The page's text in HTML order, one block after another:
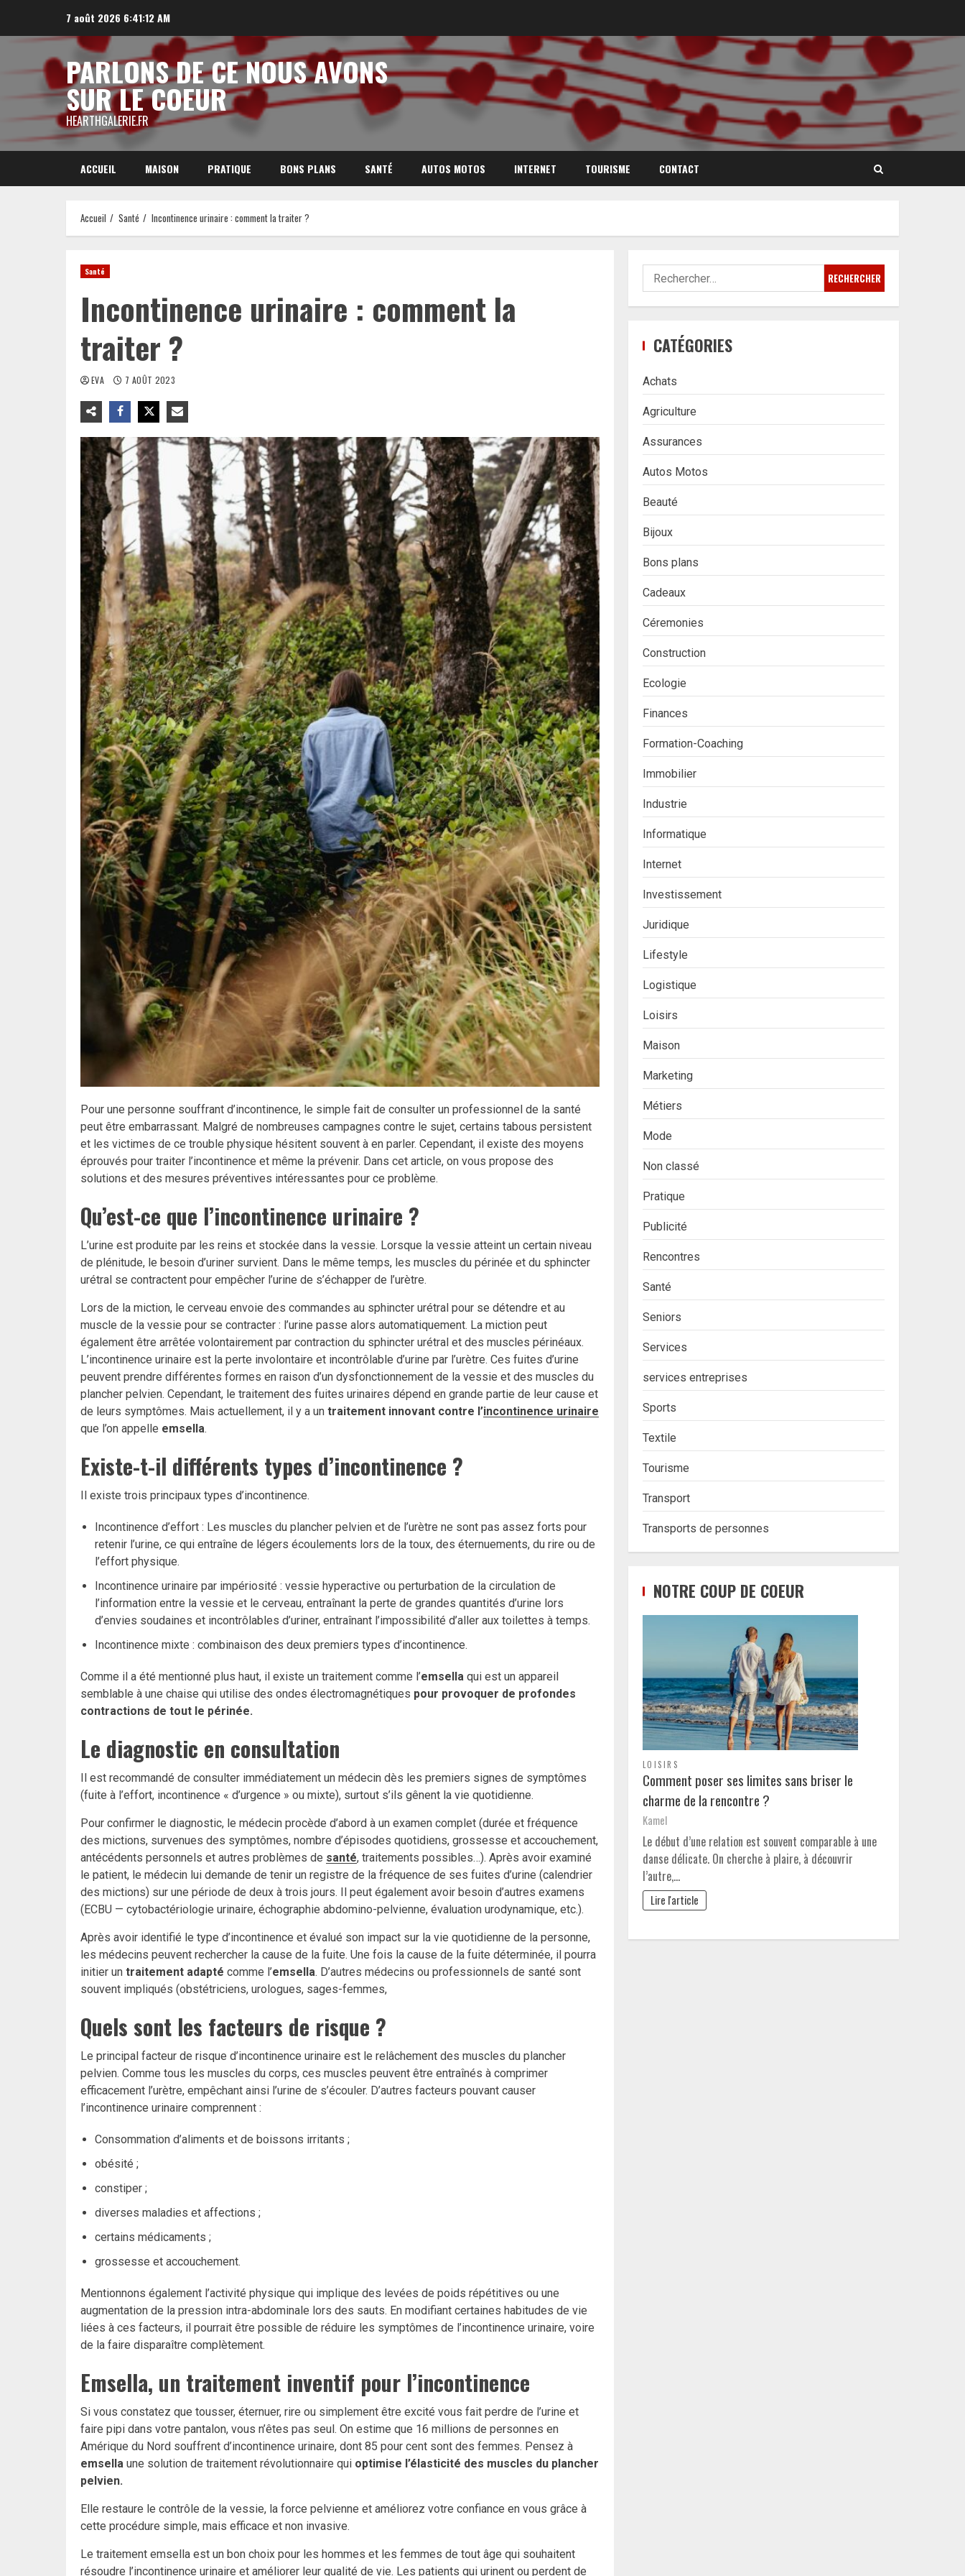
contenu
7 août 2026 6:41:13 AM
PARLONS DE CE NOUS AVONS
SUR LE COEUR
HEARTHGALERIE.FR
ACCUEIL MAISON PRATIQUE BONS PLANS SANTÉ AUTOS MOTOS INTERNET TOURISME CONTACT
Accueil Santé Incontinence urinaire : comment la traiter ?
Santé
Incontinence urinaire : comment la
traiter ?
EVA 7 AOÛT 2023
Pour une personne souffrant d’incontinence, le simple fait de consulter un professionnel de la santé
peut être embarrassant. Malgré de nombreuses campagnes contre le sujet, certains tabous persistent
et les victimes de ce trouble physique hésitent souvent à en parler. Cependant, il existe des moyens
éprouvés pour traiter l’incontinence et même la prévenir. Dans cet article, on vous propose des
solutions et des mesures préventives intéressantes pour ce problème.
Qu’est-ce que l’incontinence urinaire ?
L’urine est produite par les reins et stockée dans la vessie. Lorsque la vessie atteint un certain niveau
de plénitude, le besoin d’uriner survient. Dans le même temps, les muscles du périnée et du sphincter
urétral se contractent pour empêcher l’urine de s’échapper de l’urètre.
Lors de la miction, le cerveau envoie des commandes au sphincter urétral pour se détendre et au
muscle de la vessie pour se contracter : l’urine passe alors automatiquement. La miction peut
également être arrêtée volontairement par contraction du sphincter urétral et des muscles périnéaux.
L’incontinence urinaire est la perte involontaire et incontrôlable d’urine par l’urètre. Ces fuites d’urine
peuvent prendre différentes formes en raison d’un dysfonctionnement de la vessie et des muscles du
plancher pelvien. Cependant, le traitement des fuites urinaires dépend en grande partie de leur cause et
de leurs symptômes. Mais actuellement, il y a un traitement innovant contre l’incontinence urinaire
que l’on appelle emsella.
Existe-t-il différents types d’incontinence ?
Il existe trois principaux types d’incontinence.
Incontinence d’effort : Les muscles du plancher pelvien et de l’urètre ne sont pas assez forts pour
retenir l’urine, ce qui entraîne de légers écoulements lors de la toux, des éternuements, du rire ou de
l’effort physique.
Incontinence urinaire par impériosité : vessie hyperactive ou perturbation de la circulation de
l’information entre la vessie et le cerveau, entraînant la perte de grandes quantités d’urine lors
d’envies soudaines et incontrôlables d’uriner, entraînant l’impossibilité d’aller aux toilettes à temps.
Incontinence mixte : combinaison des deux premiers types d’incontinence.
Comme il a été mentionné plus haut, il existe un traitement comme l’emsella qui est un appareil
semblable à une chaise qui utilise des ondes électromagnétiques pour provoquer de profondes
contractions de tout le périnée.
Le diagnostic en consultation
Il est recommandé de consulter immédiatement un médecin dès les premiers signes de symptômes
(fuite à l’effort, incontinence « d’urgence » ou mixte), surtout s’ils gênent la vie quotidienne.
Pour confirmer le diagnostic, le médecin procède d’abord à un examen complet (durée et fréquence
des mictions, survenues des symptômes, nombre d’épisodes quotidiens, grossesse et accouchement,
antécédents personnels et autres problèmes de santé, traitements possibles…). Après avoir examiné
le patient, le médecin lui demande de tenir un registre de la fréquence de ses fuites d’urine (calendrier
des mictions) sur une période de deux à trois jours. Il peut également avoir besoin d’autres examens
(ECBU — cytobactériologie urinaire, échographie abdomino-pelvienne, évaluation urodynamique, etc.).
Après avoir identifié le type d’incontinence et évalué son impact sur la vie quotidienne de la personne,
les médecins peuvent rechercher la cause de la fuite. Une fois la cause de la fuite déterminée, il pourra
initier un traitement adapté comme l’emsella. D’autres médecins ou professionnels de santé sont
souvent impliqués (obstétriciens, urologues, sages-femmes,
Quels sont les facteurs de risque ?
Le principal facteur de risque d’incontinence urinaire est le relâchement des muscles du plancher
pelvien. Comme tous les muscles du corps, ces muscles peuvent être entraînés à comprimer
efficacement l’urètre, empêchant ainsi l’urine de s’écouler. D’autres facteurs pouvant causer
l’incontinence urinaire comprennent :
Consommation d’aliments et de boissons irritants ;
obésité ;
constiper ;
diverses maladies et affections ;
certains médicaments ;
grossesse et accouchement.
Mentionnons également l’activité physique qui implique des levées de poids répétitives ou une
augmentation de la pression intra-abdominale lors des sauts. En modifiant certaines habitudes de vie
liées à ces facteurs, il pourrait être possible de réduire les symptômes de l’incontinence urinaire, voire
de la faire disparaître complètement.
Emsella, un traitement inventif pour l’incontinence
Si vous constatez que tousser, éternuer, rire ou simplement être excité vous fait perdre de l’urine et
faire pipi dans votre pantalon, vous n’êtes pas seul. On estime que 16 millions de personnes en
Amérique du Nord souffrent d’incontinence urinaire, dont 85 pour cent sont des femmes. Pensez à
emsella une solution de traitement révolutionnaire qui optimise l’élasticité des muscles du plancher
pelvien.
Elle restaure le contrôle de la vessie, la force pelvienne et améliorez votre confiance en vous grâce à
cette procédure simple, mais efficace et non invasive.
Le traitement emsella est un bon choix pour les hommes et les femmes de tout âge qui souhaitent
résoudre l’incontinence urinaire et améliorer leur qualité de vie. Les patients qui urinent ou perdent de
Rechercher :
CATÉGORIES
Achats
Agriculture
Assurances
Autos Motos
Beauté
Bijoux
Bons plans
Cadeaux
Céremonies
Construction
Ecologie
Finances
Formation-Coaching
Immobilier
Industrie
Informatique
Internet
Investissement
Juridique
Lifestyle
Logistique
Loisirs
Maison
Marketing
Métiers
Mode
Non classé
Pratique
Publicité
Rencontres
Santé
Seniors
Services
services entreprises
Sports
Textile
Tourisme
Transport
Transports de personnes
NOTRE COUP DE COEUR
LOISIRS
Comment poser ses limites sans briser le
charme de la rencontre ?
Kamel
Le début d’une relation est souvent comparable à une
danse délicate. On cherche à plaire, à découvrir
l’autre,…
Lire l'article